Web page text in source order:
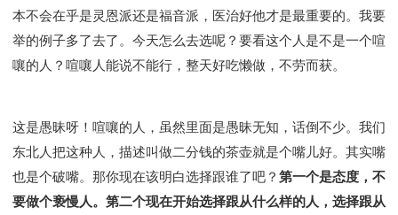
本不会在乎是灵恩派还是福音派，医治好他才是最重要的。我要
举的例子多了去了。今天怎么去选呢？要看这个人是不是一个喧
嚷的人？喧嚷人能说不能行，整天好吃懒做，不劳而获。
这是愚昧呀！喧嚷的人，虽然里面是愚昧无知，话倒不少。我们
东北人把这种人，描述叫做二分钱的茶壶就是个嘴儿好。其实嘴
也是个破嘴。那你现在该明白选择跟谁了吧？ 第一个是态度，不
要做个亵慢人。第二个现在开始选择跟从什么样的人，选择跟从